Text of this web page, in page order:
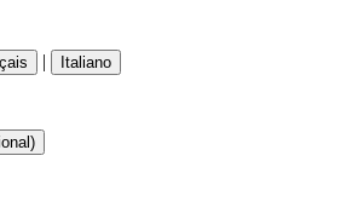
| Italiano